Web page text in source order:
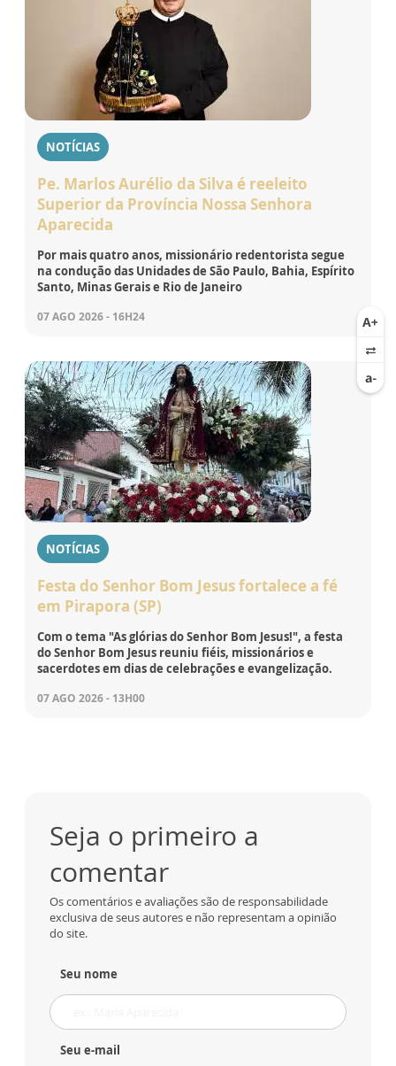
NOTÍCIAS
Pe. Marlos Aurélio da Silva é reeleito
Superior da Província Nossa Senhora
Aparecida
Por mais quatro anos, missionário redentorista segue
na condução das Unidades de São Paulo, Bahia, Espírito
Santo, Minas Gerais e Rio de Janeiro
07 AGO 2026 - 16H24
NOTÍCIAS
Festa do Senhor Bom Jesus fortalece a fé
em Pirapora (SP)
Com o tema "As glórias do Senhor Bom Jesus!", a festa
do Senhor Bom Jesus reuniu fiéis, missionários e
sacerdotes em dias de celebrações e evangelização.
07 AGO 2026 - 13H00
Seja o primeiro a
comentar
Os comentários e avaliações são de responsabilidade
exclusiva de seus autores e não representam a opinião
do site.
Seu nome
Seu e-mail